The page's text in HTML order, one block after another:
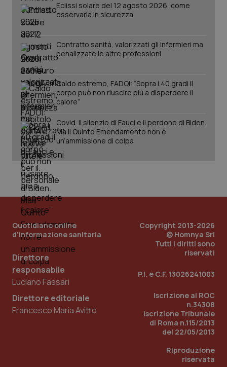
Eclissi solare del 12 agosto 2026, come
osservarla in sicurezza
Contratto sanità, valorizzati gli infermieri ma
penalizzate le altre professioni
Caldo estremo, FADOI: “Sopra i 40 gradi il
corpo può non riuscire più a disperdere il
calore”
Covid. Il silenzio di Fauci e il perdono di Biden.
Ma il Quinto Emendamento non è
un’ammissione di colpa
Quotidiano online
d'informazione sanitaria
Direttore
responsabile
Luciano Fassari
Direttore editoriale
Francesco Maria Avitto
Copyright 2013-2026
© Homnya Srl
Tutti i diritti sono
riservati
P.I. e C.F. 13026241003
Iscrizione al ROC
n.34308
Iscrizione Tribunale
di Roma n.115/2013
del 22/05/2013
Riproduzione
riservata
PHPSESSID
www.quotidianosanita.it
_ga_KM60CM4NPH
Scadenza